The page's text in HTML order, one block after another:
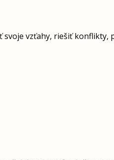
vzťahy, riešiť